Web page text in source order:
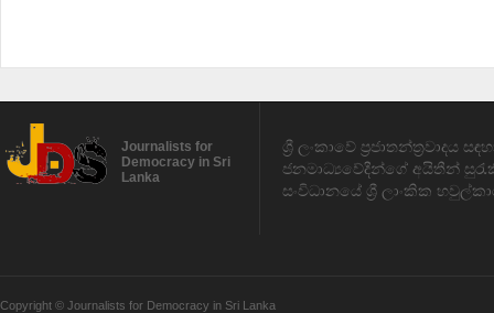
Journalists for
Democracy in Sri
Lanka
ශ්‍රී ලංකාවේ ප්‍රජාතන්ත්‍රවාදය
ජනමාධ්‍යවේදීන්ගේ අයිතීන්
සංවිධානයේ ශ්‍රී ලාංකික
Copyright © Journalists for Democracy in Sri Lanka